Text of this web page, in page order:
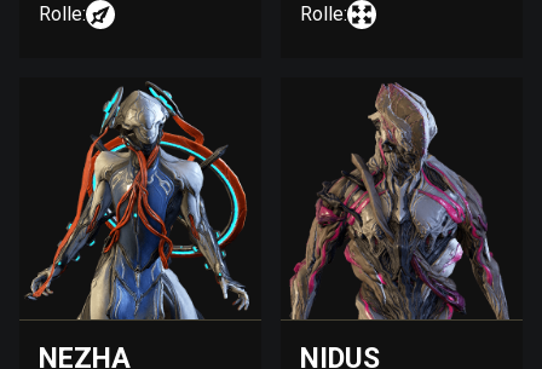
Rolle: Rolle:
NEZHA NIDUS